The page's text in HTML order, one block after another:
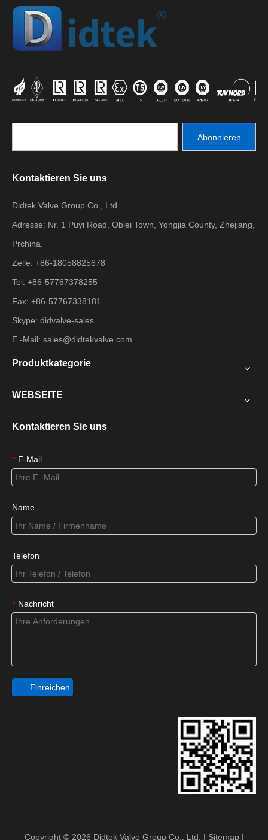
Abonnieren
Kontaktieren Sie uns
Didtek Valve Group Co., Ltd
Adresse: Nr. 1 Puyi Road, Oblei Town, Yongjia County, Zhejiang,
Prchina.
Zelle: +86-18058825678
Tel: +86-57767378255
Fax: +86-57767338181
Skype: didvalve-sales
E -Mail: sales@didtekvalve.com
Produktkategorie
WEBSEITE
Kontaktieren Sie uns
* E-Mail
Name
Telefon
* Nachricht
Einreichen
Copyright © 2026 Didtek Valve Group Co., Ltd. | Sitemap |